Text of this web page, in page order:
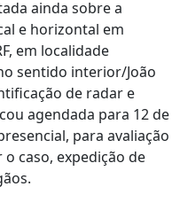
ainda sobre a
e horizontal em
em localidade
sentido interior/João
de radar e
agendada para 12 de
para avaliação
caso, expedição de